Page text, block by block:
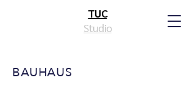
TUC
Studio
BAUHAUS